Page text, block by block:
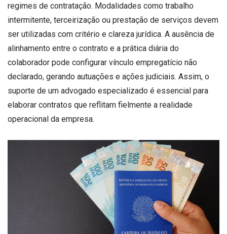
regimes de contratação. Modalidades como trabalho
intermitente, terceirização ou prestação de serviços devem
ser utilizadas com critério e clareza jurídica. A ausência de
alinhamento entre o contrato e a prática diária do
colaborador pode configurar vínculo empregatício não
declarado, gerando autuações e ações judiciais. Assim, o
suporte de um advogado especializado é essencial para
elaborar contratos que reflitam fielmente a realidade
operacional da empresa.